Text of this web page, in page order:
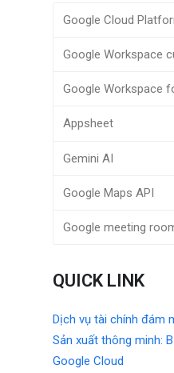
Google Cloud
Google Workspace
Google Workspace
Appsheet
Gemini AI
Google Maps API
Google meeting
QUICK LINK
Dịch vụ tài chính đám
Sản xuất thông minh:
Google Cloud